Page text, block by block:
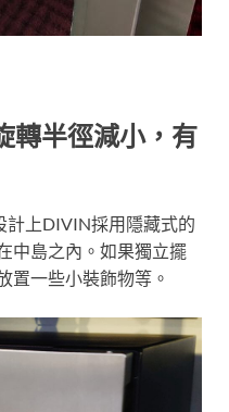
轉半徑減小，有
計上DIVIN採用隱藏式的
中島之內。如果獨立擺
置一些小裝飾物等。